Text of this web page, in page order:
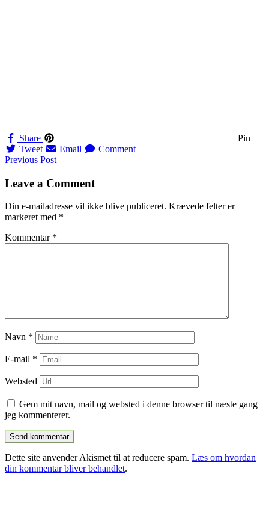
Share
Pin
Tweet
Email Comment
Navigation
til
Previous Post
Leave a Comment
Din e-mailadresse vil ikke blive publiceret. Krævede felter er
markeret med *
Kommentar *
Navn *
E-mail *
Websted
Gem mit navn, mail og websted i denne browser til næste gang
jeg kommenterer.
Dette site anvender Akismet til at reducere spam. Læs om hvordan
din kommentar bliver behandlet.